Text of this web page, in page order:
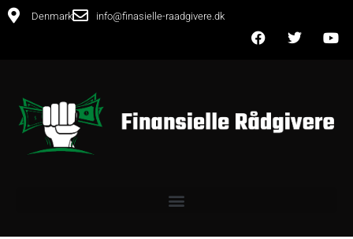
Denmark info@finasielle-raadgivere.dk